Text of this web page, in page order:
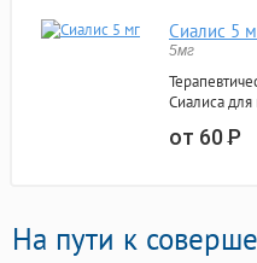
Сиалис 5
5мг
Сиалиса
от 60Р
На пути к